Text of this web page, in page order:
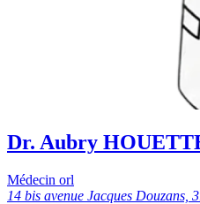
Dr. Aubry
Médecin orl
14 bis avenue Jacques Douzans,